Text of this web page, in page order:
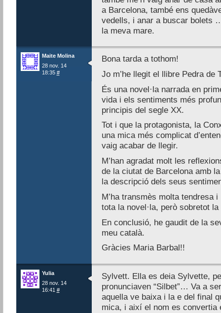
a Barcelona, també ens
vedells, i anar a buscar bolets
la meva mare.
Maite Molina
28 nov. 14
18:35 #
Bona tarda a tothom!
Jo m’he llegit el llibre Pedra de
És una novel·la narrada en
vida i els sentiments més
principis del segle XX.
Tot i que la protagonista, la
una mica més complicat
vaig acabar de llegir.
M’han agradat molt les
de la ciutat de Barcelona amb
la descripció dels seus
M’ha transmès molta tendresa
tota la novel·la, però sobretot
En conclusió, he gaudit de la
meu català.
Gràcies Maria Barbal!!
Yulia
28 nov. 14
16:41 #
Sylvett. Ella es deia Sylvette,
pronunciaven “Silbet”… Va a
aquella ve baixa i la e del final
mica, i així el nom es convertia